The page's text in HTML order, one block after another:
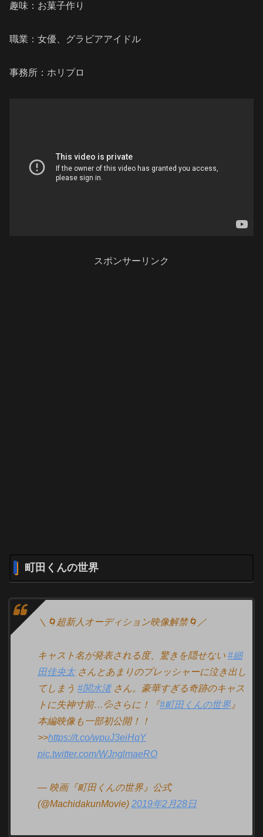
趣味：お菓子作り
職業：女優、グラビアアイドル
事務所：ホリプロ
スポンサーリンク
町田くんの世界
＼🌀超新人オーディション映像解禁🌀／
キャスト名が発表される度、驚きを隠せない #細
田佳央太さんとあまりのプレッシャーに泣き出し
てしまう #関水渚さん。豪華すぎる奇跡のキャス
トに失神寸前…💦さらに！『#町田くんの世界 』
本編映像も一部初公開！！
>>https://t.co/wpuJ3eiHqY
pic.twitter.com/WJnglmaeRO
— 映画『町田くんの世界』公式
(@MachidakunMovie) 2019年2月28日